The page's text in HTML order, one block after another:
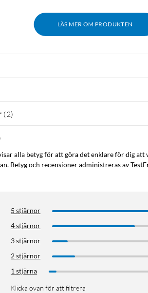
LÄS MER OM PRODUKTEN
(2)
alla betyg för att göra det enklare för dig
Betyg och recensioner administreras av
5 stjärnor
4 stjärnor
3 stjärnor
2 stjärnor
1 stjärna
Klicka ovan för att filtrera